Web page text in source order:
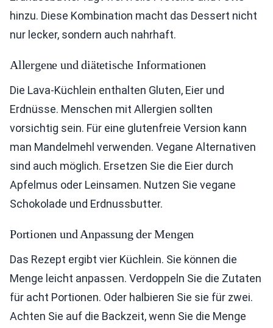
hinzu. Diese Kombination macht das Dessert nicht
nur lecker, sondern auch nahrhaft.
Allergene und diätetische Informationen
Die Lava-Küchlein enthalten Gluten, Eier und
Erdnüsse. Menschen mit Allergien sollten
vorsichtig sein. Für eine glutenfreie Version kann
man Mandelmehl verwenden. Vegane Alternativen
sind auch möglich. Ersetzen Sie die Eier durch
Apfelmus oder Leinsamen. Nutzen Sie vegane
Schokolade und Erdnussbutter.
Portionen und Anpassung der Mengen
Das Rezept ergibt vier Küchlein. Sie können die
Menge leicht anpassen. Verdoppeln Sie die Zutaten
für acht Portionen. Oder halbieren Sie sie für zwei.
Achten Sie auf die Backzeit, wenn Sie die Menge